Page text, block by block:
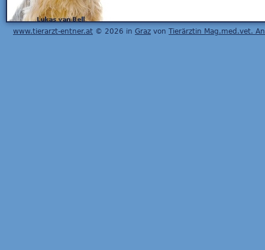
www.tierarzt-entner.at © 2026 in Graz von Tierärztin Mag.med.vet.